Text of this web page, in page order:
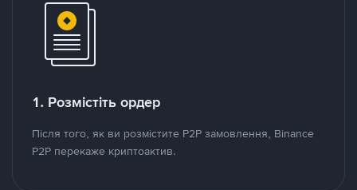
1. Розмістіть ордер
Після того, як ви розмістите P2P замовлення, Binance
P2P перекаже криптоактив.